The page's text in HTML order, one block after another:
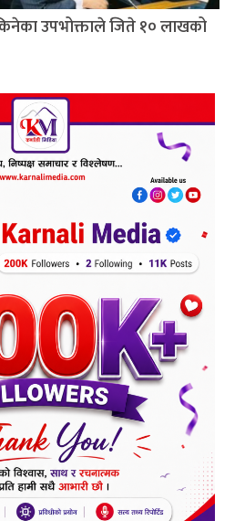
उपभोक्ताले जिते १० लाखको